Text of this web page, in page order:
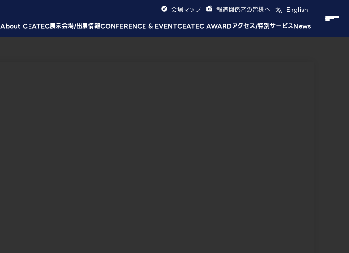
About CEATEC展示会場/出展情報CONFERENCE & EVENTCEATEC AWARDアクセス/特別サービスNews
会場マップ 報道関係者の皆様へ English